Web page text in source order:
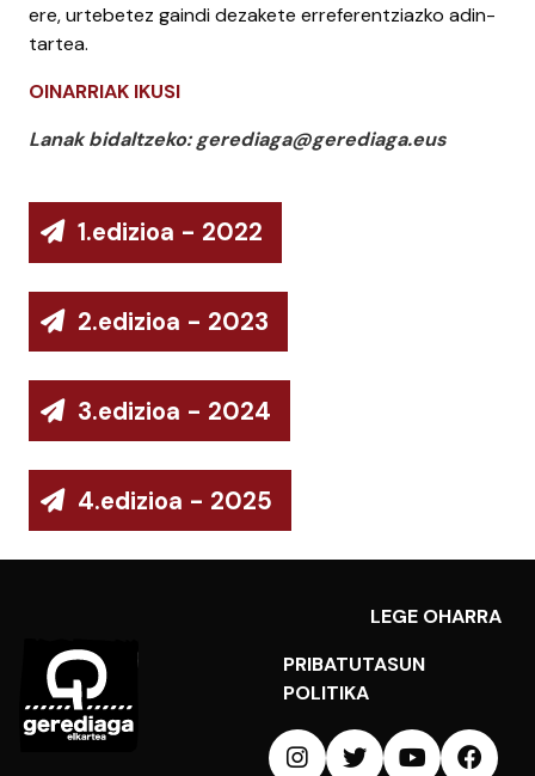
ere, urtebetez gaindi dezakete erreferentziazko adin-
tartea.
OINARRIAK IKUSI
Lanak bidaltzeko: gerediaga@gerediaga.eus
1.edizioa - 2022
2.edizioa - 2023
3.edizioa - 2024
4.edizioa - 2025
LEGE OHARRA
PRIBATUTASUN
POLITIKA